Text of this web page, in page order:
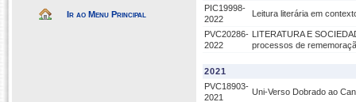
Ir ao Menu Principal
PIC19998-
2022
Leitura literária em
PVC20286-
2022
LITERATURA E
processos de
2021
PVC18903-
2021
Uni-Verso Dobrado ao